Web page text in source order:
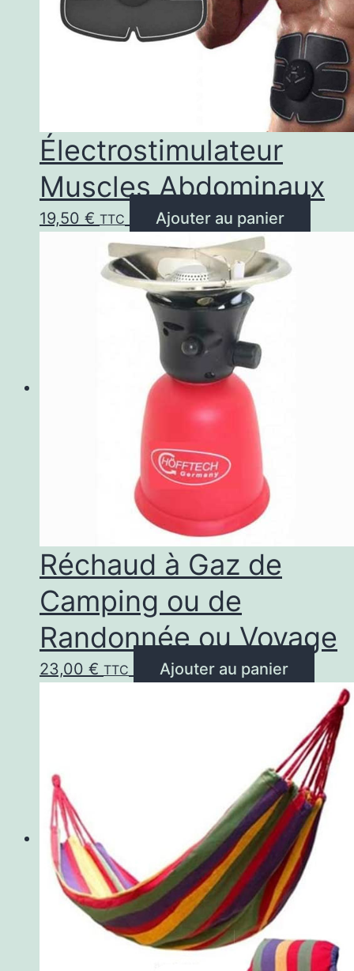
Électrostimulateur
Muscles Abdominaux
19,50 € TTC Ajouter au panier
Réchaud à Gaz de
Camping ou de
Randonnée ou Voyage
23,00 € TTC Ajouter au panier